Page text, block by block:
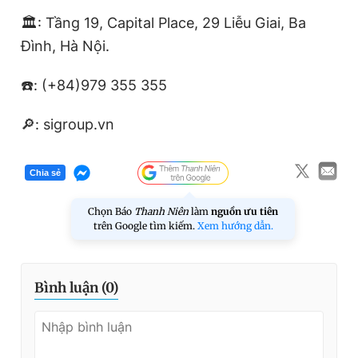
🏛️: Tầng 19, Capital Place, 29 Liễu Giai, Ba
Đình, Hà Nội.
☎️: (+84)979 355 355
🔎: sigroup.vn
Chia sẻ
Chọn Báo Thanh Niên làm nguồn ưu tiên
trên Google tìm kiếm. Xem hướng dẫn.
Bình luận (0)